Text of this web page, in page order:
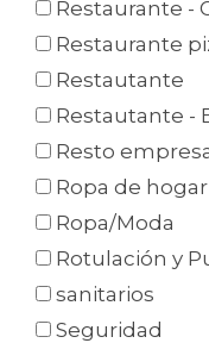
Restaurante -
Restaurante
Restautante
Restautante -
Resto
Ropa de
Ropa/Moda
Rotulación y
sanitarios
Seguridad